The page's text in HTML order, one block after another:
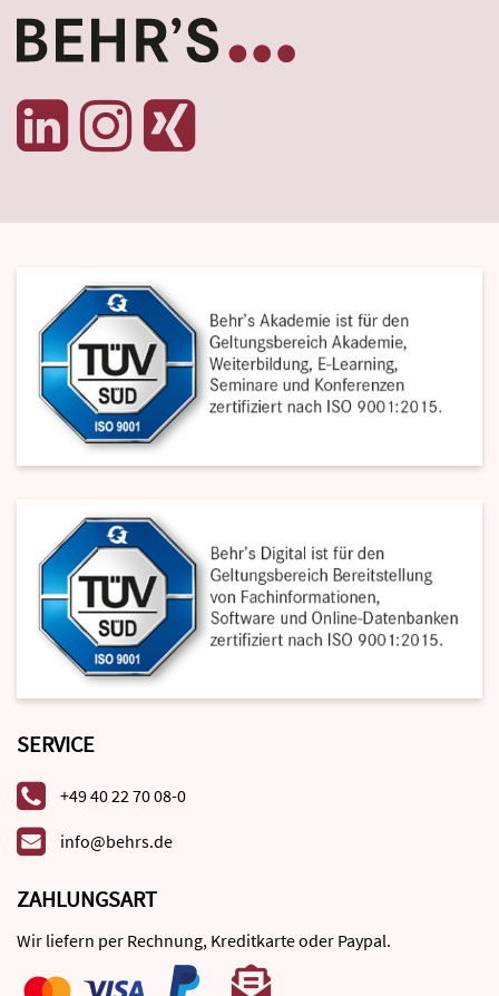
SERVICE
+49 40 22 70 08-0
info@behrs.de
ZAHLUNGSART
Wir liefern per Rechnung, Kreditkarte oder Paypal.